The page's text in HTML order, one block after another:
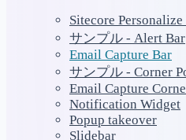
Sitecore
サンプル - Alert Bar
Email Capture Bar
サンプル - Corner
Email Capture
Notification Widget
Popup takeover
Slidebar